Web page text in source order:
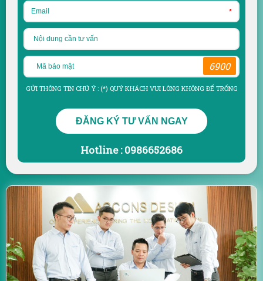
*
6900
GỬI THÔNG TIN CHÚ Ý : (*) QUÝ KHÁCH VUI LÒNG KHÔNG ĐỂ TRỐNG
ĐĂNG KÝ TƯ VẤN NGAY
Hotline : 0986652686